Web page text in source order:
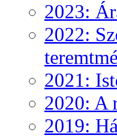
2023:
2022:
2021:
2020: A
2019: